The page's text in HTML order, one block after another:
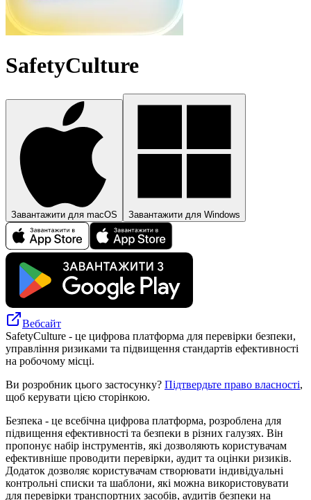
SafetyCulture
Завантажити для macOS Завантажити для Windows
Вебсайт
SafetyCulture - це цифрова платформа для перевірки безпеки,
управління ризиками та підвищення стандартів ефективності
на робочому місці.
Ви розробник цього застосунку? Підтвердьте право власності,
щоб керувати цією сторінкою.
Безпека - це всебічна цифрова платформа, розроблена для
підвищення ефективності та безпеки в різних галузях. Він
пропонує набір інструментів, які дозволяють користувачам
ефективніше проводити перевірки, аудит та оцінки ризиків.
Додаток дозволяє користувачам створювати індивідуальні
контрольні списки та шаблони, які можна використовувати
для перевірки транспортних засобів, аудитів безпеки на